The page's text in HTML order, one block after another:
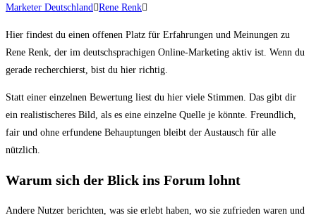
-Marketer Deutschland
Rene Renk
Hier findest du einen offenen Platz für Erfahrungen und Meinungen zu
Rene Renk, der im deutschsprachigen Online-Marketing aktiv ist. Wenn du
gerade recherchierst, bist du hier richtig.
Statt einer einzelnen Bewertung liest du hier viele Stimmen. Das gibt dir
ein realistischeres Bild, als es eine einzelne Quelle je könnte. Freundlich,
fair und ohne erfundene Behauptungen bleibt der Austausch für alle
nützlich.
Warum sich der Blick ins Forum lohnt
Andere Nutzer berichten, was sie erlebt haben, wo sie zufrieden waren und